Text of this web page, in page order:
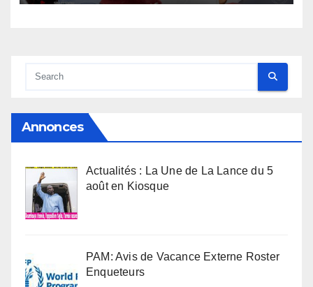
Annonces
Actualités : La Une de La Lance du 5
août en Kiosque
PAM: Avis de Vacance Externe Roster
Enqueteurs